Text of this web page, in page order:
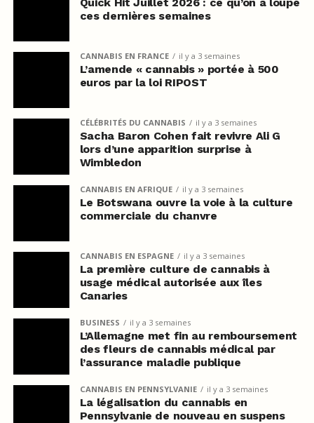
ces dernières semaines
CANNABIS EN FRANCE il y a 3 semaines
L’amende « cannabis » portée à 500
euros par la loi RIPOST
CÉLÉBRITÉS DU CANNABIS il y a 3 semaines
Sacha Baron Cohen fait revivre Ali G
lors d’une apparition surprise à
Wimbledon
CANNABIS EN AFRIQUE il y a 3 semaines
Le Botswana ouvre la voie à la culture
commerciale du chanvre
CANNABIS EN ESPAGNE il y a 3 semaines
La première culture de cannabis à
usage médical autorisée aux îles
Canaries
BUSINESS il y a 3 semaines
L’Allemagne met fin au remboursement
des fleurs de cannabis médical par
l’assurance maladie publique
CANNABIS EN PENNSYLVANIE il y a 3 semaines
La légalisation du cannabis en
Pennsylvanie de nouveau en suspens